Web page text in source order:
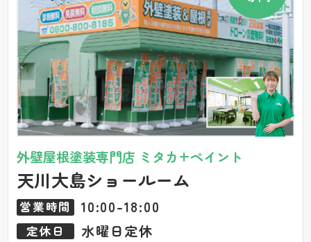
外壁屋根塗装専門店 ミタカ+ペイント
天川大島ショールーム
営業時間 10:00-18:00
定休日 水曜日定休